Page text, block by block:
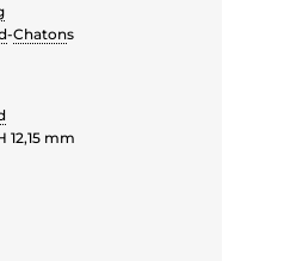
-Chatons
12,15 mm